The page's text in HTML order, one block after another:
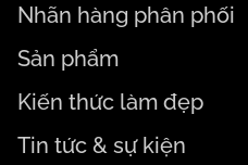
Nhãn hàng phân phối
Sản phẩm
Kiến thức làm đẹp
Tin tức & sự kiện